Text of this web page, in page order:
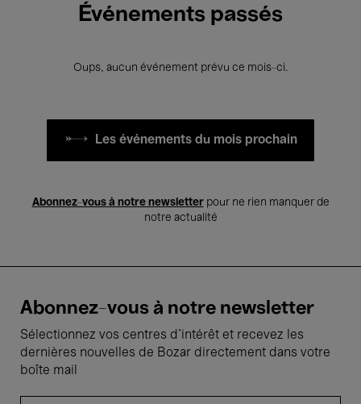
Événements passés
Oups, aucun événement prévu ce mois-ci.
Les événements du mois prochain
Abonnez-vous à notre newsletterpour ne rien manquer de
notre actualité
Abonnez-vous à notre newsletter
Sélectionnez vos centres d'intérêt et recevez les
dernières nouvelles de Bozar directement dans votre
boîte mail